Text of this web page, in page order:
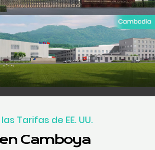
Tarifas de EE. UU.
Camboya